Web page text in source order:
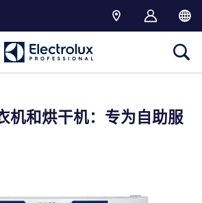
机和烘干机：专为自助服